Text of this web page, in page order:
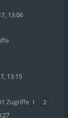
13:06
13:15
Zugriffe 1 2